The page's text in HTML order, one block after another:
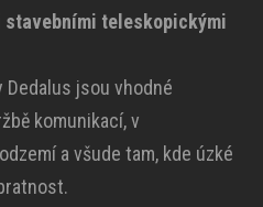
stavebními teleskopickými
jsou vhodné
komunikací, v
a všude tam, kde úzké